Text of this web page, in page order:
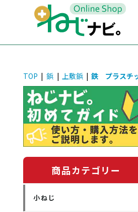
TOP | 鋲 | 上敷鋲 | 鉄 プラスチ
商品カテゴリー
小ねじ